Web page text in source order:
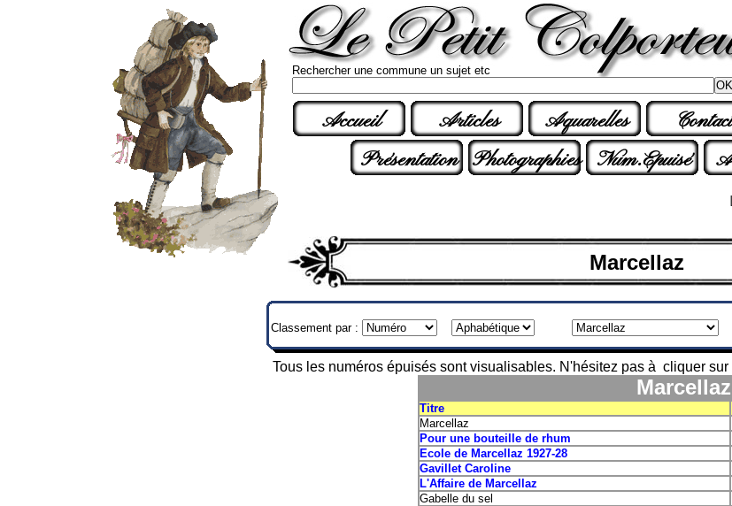
Rechercher une commune un sujet etc
Accueil Articles Aquarelles Contact
Présentation Photographies Num.Epuisé
Le
Marcellaz
Classement par :
Tous les numéros épuisés sont visualisables. N'hésitez pas à cliquer
Marcellaz
Titre
Marcellaz
Pour une bouteille de rhum
Ecole de Marcellaz 1927-28
Gavillet Caroline
L'Affaire de Marcellaz
Gabelle du sel